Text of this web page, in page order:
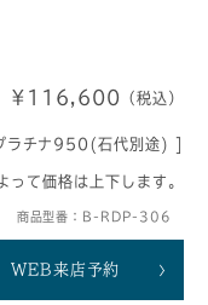
¥116,600 （税込）
ラチナ950(石代別途) ]
って価格は上下します。
商品型番：B-RDP-306
WEB来店予約